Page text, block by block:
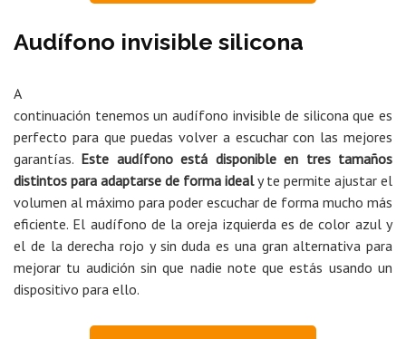
Audífono invisible silicona
A
continuación tenemos un audífono invisible de silicona que es
perfecto para que puedas volver a escuchar con las mejores
garantías. Este audífono está disponible en tres tamaños
distintos para adaptarse de forma idealy te permite ajustar el
volumen al máximo para poder escuchar de forma mucho más
eficiente. El audífono de la oreja izquierda es de color azul y
el de la derecha rojo y sin duda es una gran alternativa para
mejorar tu audición sin que nadie note que estás usando un
dispositivo para ello.